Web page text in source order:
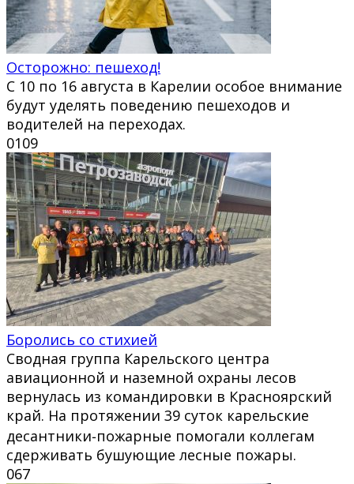
Осторожно: пешеход!
С 10 по 16 августа в Карелии особое внимание
будут уделять поведению пешеходов и
водителей на переходах.
0109
Боролись со стихией
Сводная группа Карельского центра
авиационной и наземной охраны лесов
вернулась из командировки в Красноярский
край. На протяжении 39 суток карельские
десантники‑пожарные помогали коллегам
сдерживать бушующие лесные пожары.
067